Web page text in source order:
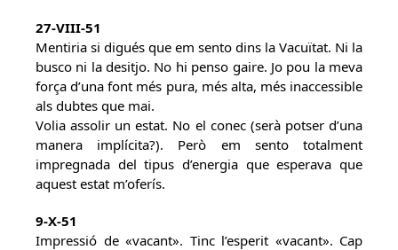
27-VIII-51
Mentiria si digués que em sento dins la Vacuïtat. Ni la
busco ni la desitjo. No hi penso gaire. Jo pou la meva
força d’una font més pura, més alta, més inaccessible
als dubtes que mai.
Volia assolir un estat. No el conec (serà potser d’una
manera implícita?). Però em sento totalment
impregnada del tipus d’energia que esperava que
aquest estat m’oferís.
9-X-51
Impressió de «vacant». Tinc l’esperit «vacant». Cap